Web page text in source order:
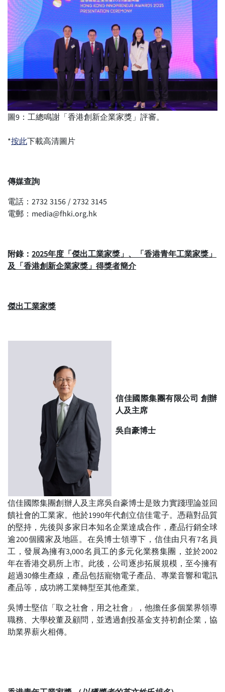
圖9：工總鳴謝「香港創新企業家獎」評審。
*按此下載高清圖片
傳媒查詢
電話：2732 3156 / 2732 3145
電郵： media@fhki.org.hk
附錄： 2025年度「傑出工業家獎」、「香港青年工業家獎」
及「香港創新企業家獎」得獎者簡介
傑出工業家獎
信佳國際集團有限公司 創辦
人及主席
吳自豪博士
信佳國際集團創辦人及主席吳自豪博士是致力實踐理論並回
饋社會的工業家。他於1990年代創立信佳電子。憑藉對品質
的堅持，先後與多家日本知名企業達成合作，產品行銷全球
逾200個國家及地區。在吳博士領導下，信佳由只有7名員
工，發展為擁有3,000名員工的多元化業務集團，並於2002
年在香港交易所上市。此後，公司逐步拓展規模，至今擁有
超過30條生產線，產品包括寵物電子產品、專業音響和電訊
產品等，成功將工業轉型至其他產業。
吳博士堅信「取之社會，用之社會」，他擔任多個業界領導
職務、大學校董及顧問，並透過創投基金支持初創企業，協
助業界薪火相傳。